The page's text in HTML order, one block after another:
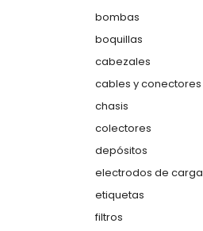
bombas
boquillas
cabezales
cables y conectores
chasis
colectores
depósitos
electrodos de carga
etiquetas
filtros